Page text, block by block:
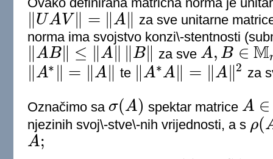
∥UAV∥ = ∥A∥
AV =‖A ‖
za sve unitarne
norma ima svojstvo konzi\-stentnosti
∥AB∥ ≤ ∥A∥ ∥B∥
B‖≤‖A‖‖ za sve A, B ∈ M
A,B ∈ Mn( ).
∥A∗ ∥ = ∥A∥
∗‖= te ∥A∗A∥ = ∥A∥2
∗A‖ ‖A‖2 za
Označimo sa σ(A)
σ(A) spektar matrice A ∈
A∈Mn(C
njezinih svoj\-stve\-nih vrijednosti, a s ρ(
ρ(A)
A;
A;